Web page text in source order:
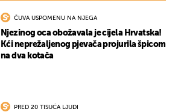
ČUVA USPOMENU NA NJEGA
Njezinog oca obožavala je cijela Hrvatska!
Kći neprežaljenog pjevača projurila špicom
na dva kotača
PRED 20 TISUĆA LJUDI